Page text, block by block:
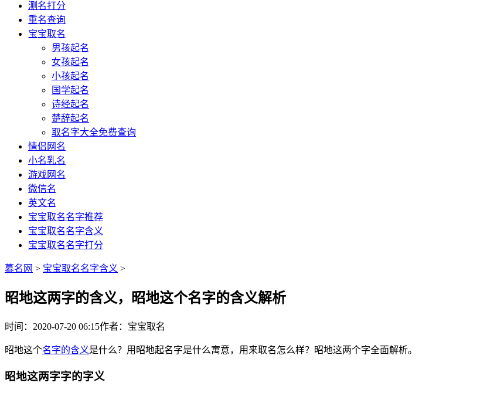
测名打分
重名查询
宝宝取名
男孩起名
女孩起名
小孩起名
国学起名
诗经起名
楚辞起名
取名字大全免费查询
情侣网名
小名乳名
游戏网名
微信名
英文名
宝宝取名名字推荐
宝宝取名名字含义
宝宝取名名字打分
慕名网 > 宝宝取名名字含义 >
昭地这两字的含义，昭地这个名字的含义解析
时间：2020-07-20 06:15作者：宝宝取名
昭地这个名字的含义是什么？用昭地起名字是什么寓意，用来取名怎么样？昭地这两个字全面解析。
昭地这两字字的字义